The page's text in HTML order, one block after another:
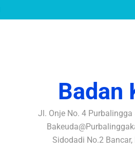
Badan
Jl. Onje No. 4 Purbalingga
Sidodadi No.2